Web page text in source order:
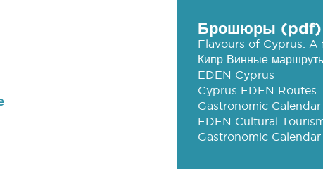
Брошюры (pdf)
Flavours of Cyprus:
Кипр Винные
EDEN Cyprus
Cyprus EDEN Routes
Gastronomic Calendar
EDEN Cultural
Gastronomic Calendar